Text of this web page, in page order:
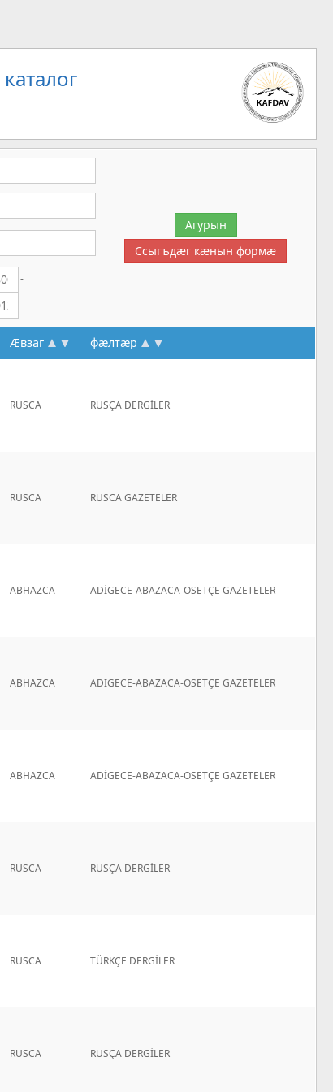
-
Æвзаг фæлтæр
RUSCA RUSÇA DERGİLER
RUSCA RUSCA GAZETELER
ABHAZCA ADİGECE-ABAZACA-OSETÇE GAZETELER
ABHAZCA ADİGECE-ABAZACA-OSETÇE GAZETELER
ABHAZCA ADİGECE-ABAZACA-OSETÇE GAZETELER
RUSCA RUSÇA DERGİLER
RUSCA TÜRKÇE DERGİLER
RUSCA RUSÇA DERGİLER